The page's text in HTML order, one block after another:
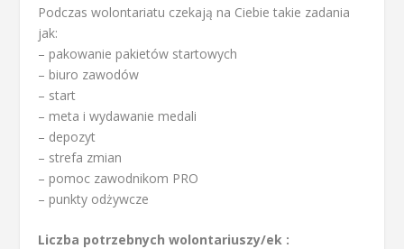
Podczas wolontariatu czekają na Ciebie takie zadania
jak:
– pakowanie pakietów startowych
– biuro zawodów
– start
– meta i wydawanie medali
– depozyt
– strefa zmian
– pomoc zawodnikom PRO
– punkty odżywcze
Liczba potrzebnych wolontariuszy/ek :